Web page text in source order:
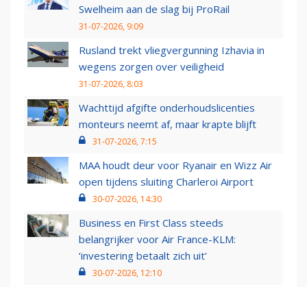
Swelheim aan de slag bij ProRail
31-07-2026, 9:09
Rusland trekt vliegvergunning Izhavia in
wegens zorgen over veiligheid
31-07-2026, 8:03
Wachttijd afgifte onderhoudslicenties
monteurs neemt af, maar krapte blijft
31-07-2026, 7:15
MAA houdt deur voor Ryanair en Wizz Air
open tijdens sluiting Charleroi Airport
30-07-2026, 14:30
Business en First Class steeds
belangrijker voor Air France-KLM:
‘investering betaalt zich uit’
30-07-2026, 12:10